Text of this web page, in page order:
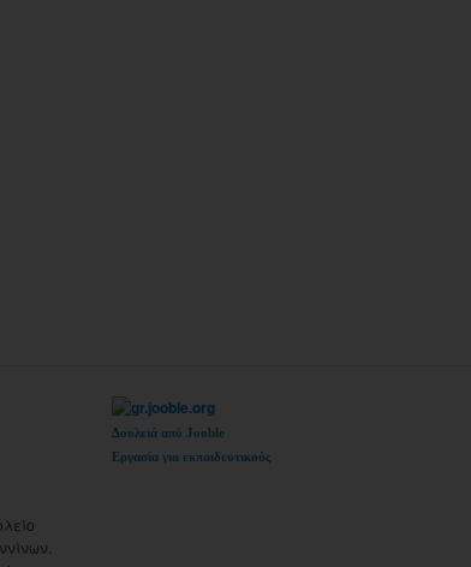
Δουλειά από Jooble
Εργασία για εκπαιδευτικούς